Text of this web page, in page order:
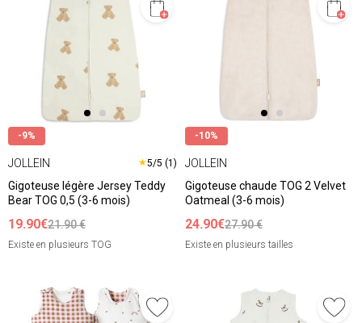
-9%
JOLLEIN ★5/5 (1)
Gigoteuse légère Jersey Teddy
Bear TOG 0,5 (3-6 mois)
19.90€21.90 €
Existe en plusieurs TOG
-10%
JOLLEIN
Gigoteuse chaude TOG 2 Velvet
Oatmeal (3-6 mois)
24.90€27.90 €
Existe en plusieurs tailles